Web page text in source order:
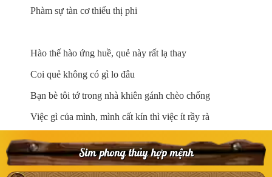
Phàm sự tàn cơ thiểu thị phi
Hào thế hào ứng huề, quẻ này rất lạ thay
Coi quẻ không có gì lo đâu
Bạn bè tôi tớ trong nhà khiên gánh chèo chống
Việc gì của mình, mình cất kín thì việc ít rầy rà
Sim phong thủy hợp mệnh